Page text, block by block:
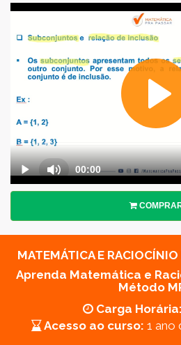
MATEMÁTICA E
Aprenda Matemática e
Método
Carga Horária:
Acesso ao curso: 1 ano